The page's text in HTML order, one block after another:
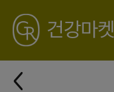
GREATING
건강마켓
로
뒤
로
가